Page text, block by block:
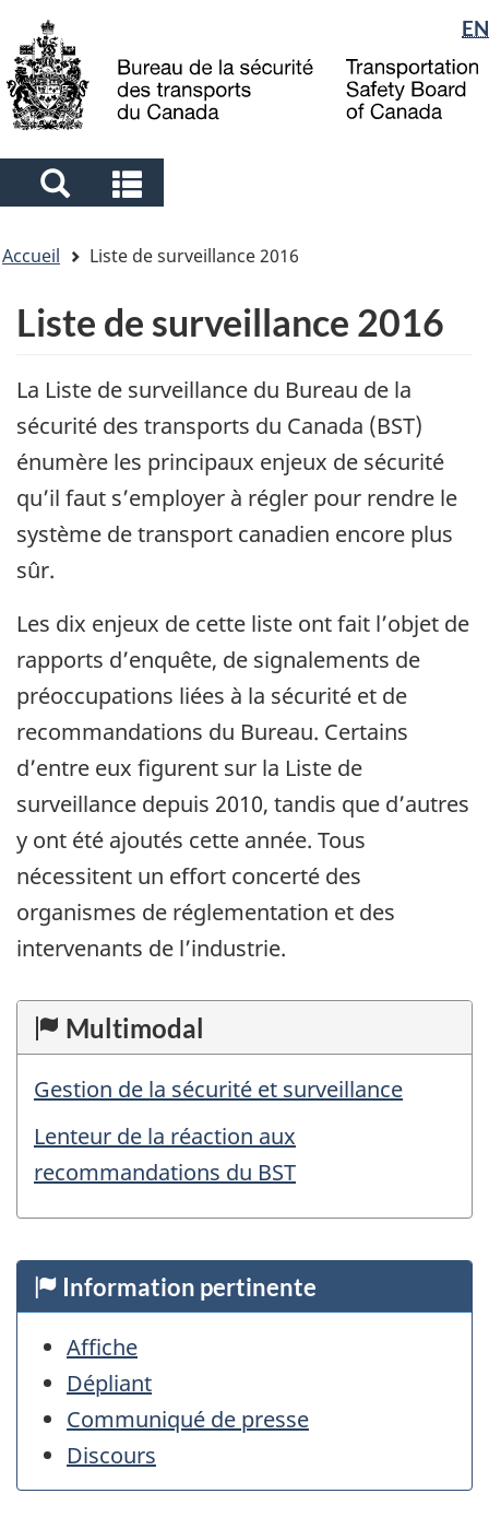
to
main
to
"About
government"
à
la
Sélection
de
la
langue
EN
Search
and
menus
and
menus
êtes
ici
Accueil Liste de surveillance 2016
Liste de surveillance 2016
La Liste de surveillance du Bureau de la
sécurité des transports du Canada (BST)
énumère les principaux enjeux de sécurité
qu’il faut s’employer à régler pour rendre le
système de transport canadien encore plus
sûr.
Les dix enjeux de cette liste ont fait l’objet de
rapports d’enquête, de signalements de
préoccupations liées à la sécurité et de
recommandations du Bureau. Certains
d’entre eux figurent sur la Liste de
surveillance depuis 2010, tandis que d’autres
y ont été ajoutés cette année. Tous
nécessitent un effort concerté des
organismes de réglementation et des
intervenants de l’industrie.
Multimodal
Gestion de la sécurité et surveillance
Lenteur de la réaction aux
recommandations du BST
Information pertinente
Affiche
Dépliant
Communiqué de presse
Discours